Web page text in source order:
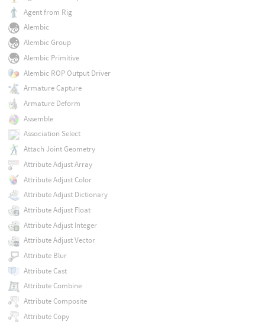
Agent from Rig
Alembic
Alembic Group
Alembic Primitive
Alembic ROP Output Driver
Armature Capture
Armature Deform
Assemble
Association Select
Attach Joint Geometry
Attribute Adjust Array
Attribute Adjust Color
Attribute Adjust Dictionary
Attribute Adjust Float
Attribute Adjust Integer
Attribute Adjust Vector
Attribute Blur
Attribute Cast
Attribute Combine
Attribute Composite
Attribute Copy